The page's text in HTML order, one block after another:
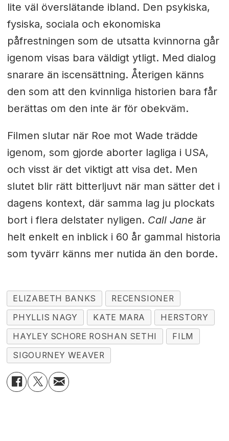
lite väl överslätande ibland. Den psykiska,
fysiska, sociala och ekonomiska
påfrestningen som de utsatta kvinnorna går
igenom visas bara väldigt ytligt. Med dialog
snarare än iscensättning. Återigen känns
den som att den kvinnliga historien bara får
berättas om den inte är för obekväm.
Filmen slutar när Roe mot Wade trädde
igenom, som gjorde aborter lagliga i USA,
och visst är det viktigt att visa det. Men
slutet blir rätt bitterljuvt när man sätter det i
dagens kontext, där samma lag ju plockats
bort i flera delstater nyligen. Call Janeär
helt enkelt en inblick i 60 år gammal historia
som tyvärr känns mer nutida än den borde.
ELIZABETH BANKS
RECENSIONER
PHYLLIS NAGY
KATE MARA
HERSTORY
HAYLEY SCHORE ROSHAN SETHI
FILM
SIGOURNEY WEAVER